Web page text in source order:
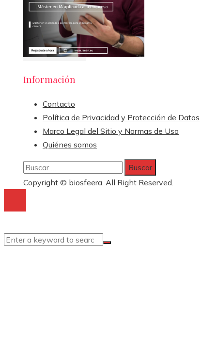
Información
Contacto
Política de Privacidad y Protección de Datos
Marco Legal del Sitio y Normas de Uso
Quiénes somos
Buscar:
Copyright © biosfeera. All Right Reserved.